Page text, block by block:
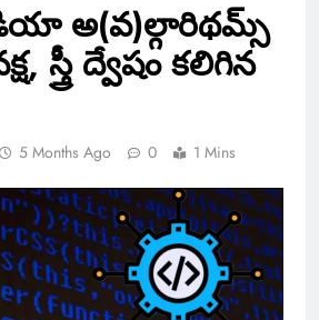
అ(వ)ల్గారిథమ్స్
స్త్రీ ద్వేషం కలిగిన
5 Months Ago 0 1 Mins